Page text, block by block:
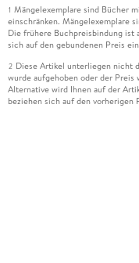
1 Mängelexemplare sind Bücher
einschränken. Mängelexemplare
Die frühere Buchpreisbindung ist
sich auf den gebundenen Preis
2 Diese Artikel unterliegen nicht
wurde aufgehoben oder der
Alternative wird Ihnen auf der
beziehen sich auf den vorherigen